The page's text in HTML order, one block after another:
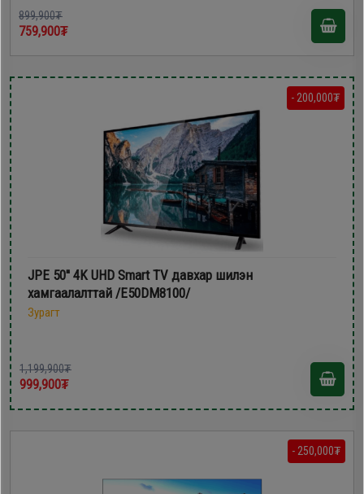
899,900₮
759,900₮
- 200,000₮
JPE 50'' 4K UHD Smart TV давхар шилэн
хамгаалалттай /E50DM8100/
Зурагт
1,199,900₮
999,900₮
- 250,000₮